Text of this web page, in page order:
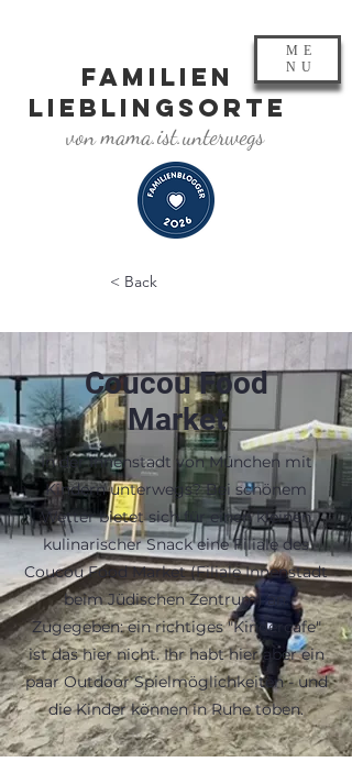
FAMILIEN
LIEBLINGSORTE
von mama.ist.unterwegs
ME
NU
< Back
Coucou Food
Market
In der Innenstadt von München mit
Kindern unterwegs? Bei schönem
Wetter bietet sich für einen kleinen
kulinarischer Snack eine Filiale des
Coucou Food Market (Filiale Innenstadt
beim Jüdischen Zentrum) an.
Zugegeben: ein richtiges "Kindercafe"
ist das hier nicht. Ihr habt hier aber ein
paar Outdoor Spielmöglichkeiten - und
die Kinder können in Ruhe toben.